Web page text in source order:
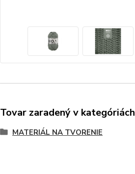
Tovar zaradený v kategóriách
MATERIÁL NA TVORENIE